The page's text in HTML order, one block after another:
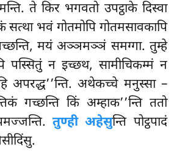
ते किर भगवतो उपट्ठाके दिस्वा
सत्था भवं गोतमोपि गोतमसावकापि
मयं अञ्ञमञ्ञं समग्गा. तुम्हे
पस्सितुं न इच्छथ, सामीचिकम्मं न
अपरद्ध’’न्ति. अथेकच्चे मनुस्सा –
गच्छन्ति किं अम्हाक’’न्ति ततो
तुण्ही अहेसुन्ति पोट्ठपादं